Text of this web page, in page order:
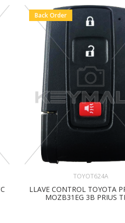
Back Order
TOYOT624A
LLAVE CONTROL TOYOTA
MOZB31EG 3B PRIUS